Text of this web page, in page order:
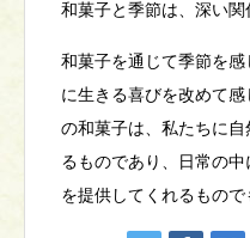
和菓子と季節は、深い関
和菓子を通じて季節を
に生きる喜びを改めて
の和菓子は、私たちに
るものであり、日常の
を提供してくれるもので